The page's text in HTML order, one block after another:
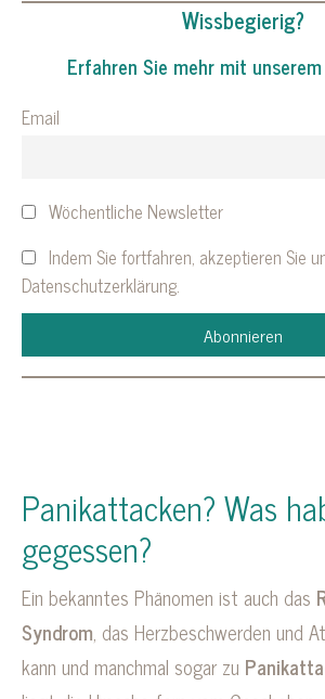
Wissbegierig?
Erfahren Sie mehr mit
Email
Wöchentliche Newsletter
Indem Sie fortfahren, akzeptieren Sie
Datenschutzerklärung.
Panikattacken? Was
gegessen?
Ein bekanntes Phänomen ist auch das
Syndrom, das Herzbeschwerden und
kann und manchmal sogar zu